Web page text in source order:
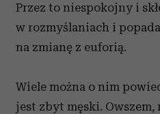
Przez to niespokojny i
w rozmyślaniach i
na zmianę z euforią.
Wiele można o nim
jest zbyt męski.